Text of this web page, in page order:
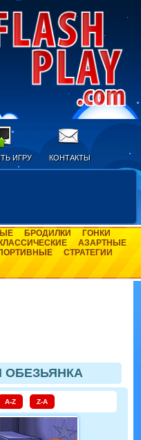
ИГРУ КОНТАКТЫ
БРОДИЛКИ
ГОНКИ
КЛАССИЧЕСКИЕ
АЗАРТНЫЕ
СТРАТЕГИИ
ОБЕЗЬЯНКА
A-Z Z-A